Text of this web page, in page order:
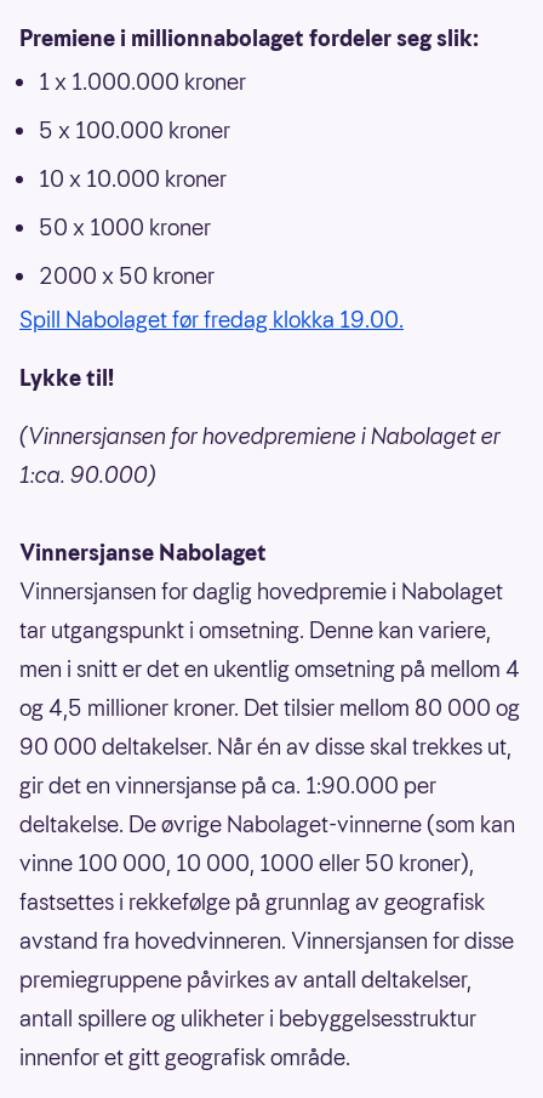
Premiene i millionnabolaget fordeler seg slik:
1 x 1.000.000 kroner
5 x 100.000 kroner
10 x 10.000 kroner
50 x 1000 kroner
2000 x 50 kroner
Spill Nabolaget før fredag klokka 19.00.
Lykke til!
(Vinnersjansen for hovedpremiene i Nabolaget er
1:ca. 90.000)
Vinnersjanse Nabolaget
Vinnersjansen for daglig hovedpremie i Nabolaget
tar utgangspunkt i omsetning. Denne kan variere,
men i snitt er det en ukentlig omsetning på mellom 4
og 4,5 millioner kroner. Det tilsier mellom 80 000 og
90 000 deltakelser. Når én av disse skal trekkes ut,
gir det en vinnersjanse på ca. 1:90.000 per
deltakelse. De øvrige Nabolaget-vinnerne (som kan
vinne 100 000, 10 000, 1000 eller 50 kroner),
fastsettes i rekkefølge på grunnlag av geografisk
avstand fra hovedvinneren. Vinnersjansen for disse
premiegruppene påvirkes av antall deltakelser,
antall spillere og ulikheter i bebyggelsesstruktur
innenfor et gitt geografisk område.